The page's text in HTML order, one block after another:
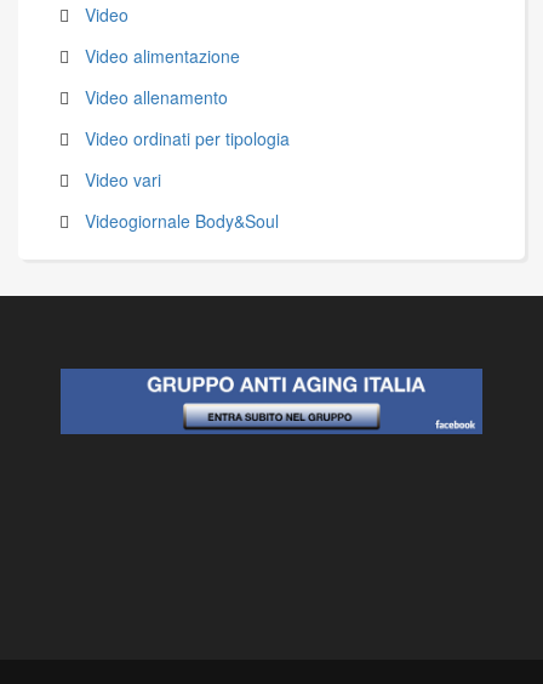
Video
Video alimentazione
Video allenamento
Video ordinati per tipologia
Video vari
Videogiornale Body&Soul